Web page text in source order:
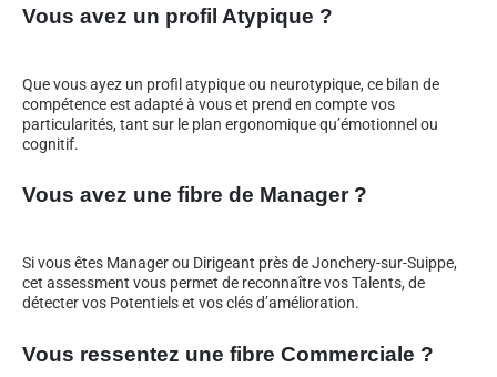
Vous avez un profil Atypique ?
Que vous ayez un profil atypique ou neurotypique, ce bilan de
compétence est adapté à vous et prend en compte vos
particularités, tant sur le plan ergonomique qu’émotionnel ou
cognitif.
Vous avez une fibre de Manager ?
Si vous êtes Manager ou Dirigeant près de Jonchery-sur-Suippe,
cet assessment vous permet de reconnaître vos Talents, de
détecter vos Potentiels et vos clés d’amélioration.
Vous ressentez une fibre Commerciale ?